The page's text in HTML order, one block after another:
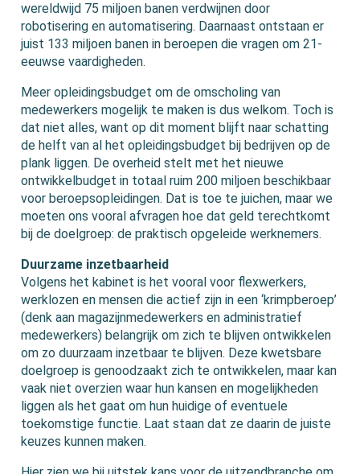
wereldwijd 75 miljoen banen verdwijnen door
robotisering en automatisering. Daarnaast ontstaan er
juist 133 miljoen banen in beroepen die vragen om 21-
eeuwse vaardigheden.
Meer opleidingsbudget om de omscholing van
medewerkers mogelijk te maken is dus welkom. Toch is
dat niet alles, want op dit moment blijft naar schatting
de helft van al het opleidingsbudget bij bedrijven op de
plank liggen. De overheid stelt met het nieuwe
ontwikkelbudget in totaal ruim 200 miljoen beschikbaar
voor beroepsopleidingen. Dat is toe te juichen, maar we
moeten ons vooral afvragen hoe dat geld terechtkomt
bij de doelgroep: de praktisch opgeleide werknemers.
Duurzame inzetbaarheid
Volgens het kabinet is het vooral voor flexwerkers,
werklozen en mensen die actief zijn in een ‘krimpberoep’
(denk aan magazijnmedewerkers en administratief
medewerkers) belangrijk om zich te blijven ontwikkelen
om zo duurzaam inzetbaar te blijven. Deze kwetsbare
doelgroep is genoodzaakt zich te ontwikkelen, maar kan
vaak niet overzien waar hun kansen en mogelijkheden
liggen als het gaat om hun huidige of eventuele
toekomstige functie. Laat staan dat ze daarin de juiste
keuzes kunnen maken.